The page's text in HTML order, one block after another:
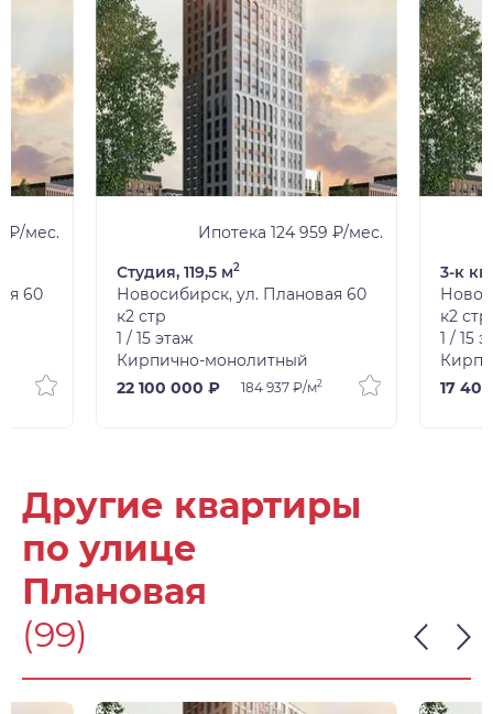
₽/мес.
60
Ипотека 124 959 ₽/мес.
Студия, 119,5 м2
Новосибирск, ул. Плановая 60
к2 стр
1 / 15 этаж
Кирпично-монолитный
22 100 000 ₽
184 937 ₽/м2
3-к
к2 стр
1 / 15
17
Другие квартиры
по улице
Плановая
(99)